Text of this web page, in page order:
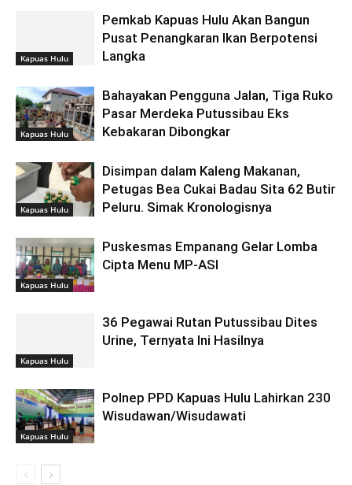
Kapuas Hulu
Pemkab Kapuas Hulu Akan Bangun
Pusat Penangkaran Ikan Berpotensi
Langka
Kapuas Hulu
Bahayakan Pengguna Jalan, Tiga Ruko
Pasar Merdeka Putussibau Eks
Kebakaran Dibongkar
Kapuas Hulu
Disimpan dalam Kaleng Makanan,
Petugas Bea Cukai Badau Sita 62 Butir
Peluru. Simak Kronologisnya
Kapuas Hulu
Puskesmas Empanang Gelar Lomba
Cipta Menu MP-ASI
Kapuas Hulu
36 Pegawai Rutan Putussibau Dites
Urine, Ternyata Ini Hasilnya
Kapuas Hulu
Polnep PPD Kapuas Hulu Lahirkan 230
Wisudawan/Wisudawati